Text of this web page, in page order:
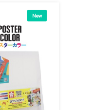
New